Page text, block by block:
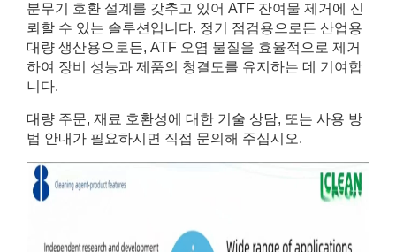
분무기 호환 설계를 갖추고 있어 ATF 잔여물 제거에 신
뢰할 수 있는 솔루션입니다. 정기 점검용으로든 산업용
대량 생산용으로든, ATF 오염 물질을 효율적으로 제거
하여 장비 성능과 제품의 청결도를 유지하는 데 기여합
니다.
대량 주문, 재료 호환성에 대한 기술 상담, 또는 사용 방
법 안내가 필요하시면 직접 문의해 주십시오.